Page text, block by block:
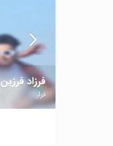
فرزاد فرزین
فرار